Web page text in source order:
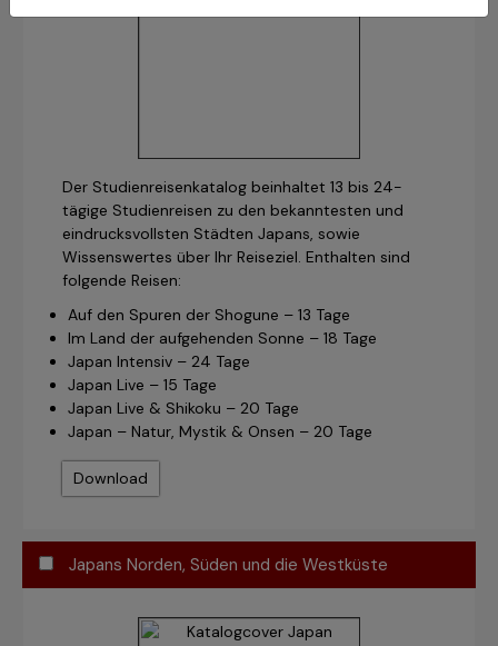
Der Studienreisenkatalog beinhaltet 13 bis 24-
tägige Studienreisen zu den bekanntesten und
eindrucksvollsten Städten Japans, sowie
Wissenswertes über Ihr Reiseziel. Enthalten sind
folgende Reisen:
Auf den Spuren der Shogune – 13 Tage
Im Land der aufgehenden Sonne – 18 Tage
Japan Intensiv – 24 Tage
Japan Live – 15 Tage
Japan Live & Shikoku – 20 Tage
Japan – Natur, Mystik & Onsen – 20 Tage
Download
Japans Norden, Süden und die Westküste